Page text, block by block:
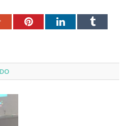
Google+PinterestLinkedInTumblr